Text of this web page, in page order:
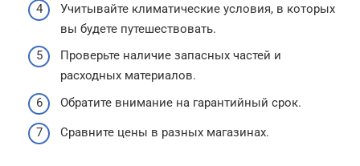
Учитывайте климатические условия, в которых
вы будете путешествовать.
Проверьте наличие запасных частей и
расходных материалов.
Обратите внимание на гарантийный срок.
Сравните цены в разных магазинах.